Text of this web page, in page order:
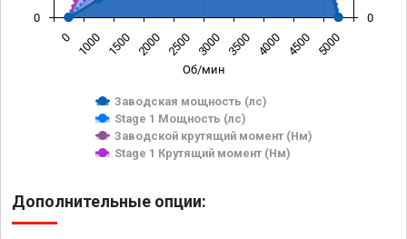
Об/мин
Заводская мощность (лс)
Stage 1 Мощность (лс)
Заводской крутящий момент (Нм)
Stage 1 Крутящий момент (Нм)
0 1000 1500 2000 2500 3000 3500 4000 4500 5000
0 0
Дополнительные опции: